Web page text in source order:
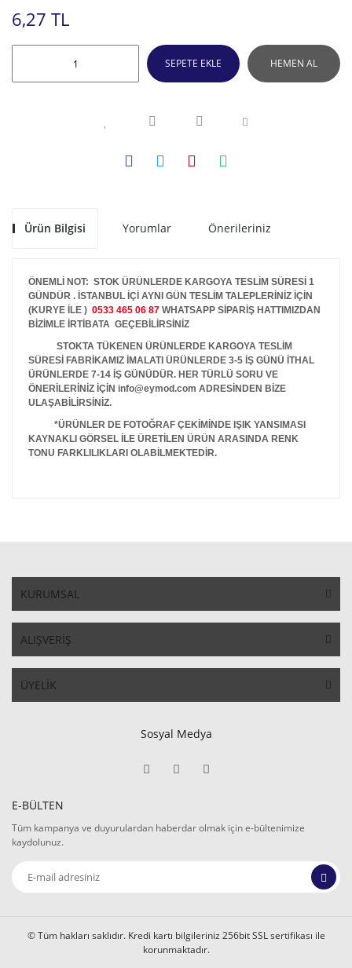
6,27 TL
SEPETE EKLE HEMEN AL
Ürün Bilgisi Yorumlar Önerileriniz
ÖNEMLİ NOT: STOK ÜRÜNLERDE KARGOYA TESLİM SÜRESİ 1
GÜNDÜR . İSTANBUL İÇİ AYNI GÜN TESLİM TALEPLERİNİZ İÇİN
(KURYE İLE ) 0533 465 06 87 WHATSAPP SİPARİŞ HATTIMIZDAN
BİZİMLE İRTİBATA GEÇEBİLİRSİNİZ
STOKTA TÜKENEN ÜRÜNLERDE KARGOYA TESLİM
SÜRESİ FABRİKAMIZ İMALATI ÜRÜNLERDE 3-5 İŞ GÜNÜ İTHAL
ÜRÜNLERDE 7-14 İŞ GÜNÜDÜR. HER TÜRLÜ SORU VE
ÖNERİLERİNİZ İÇİN info@eymod.com ADRESİNDEN BİZE
ULAŞABİLİRSİNİZ.
*ÜRÜNLER DE FOTOĞRAF ÇEKİMİNDE IŞIK YANSIMASI
KAYNAKLI GÖRSEL İLE ÜRETİLEN ÜRÜN ARASINDA RENK
TONU FARKLILIKLARI OLABİLMEKTEDİR.
KURUMSAL
ALIŞVERİŞ
ÜYELİK
Sosyal Medya
E-BÜLTEN
Tüm kampanya ve duyurulardan haberdar olmak için e-bültenimize
kaydolunuz.
© Tüm hakları saklıdır. Kredi kartı bilgileriniz 256bit SSL sertifikası ile
korunmaktadır.